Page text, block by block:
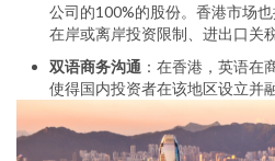
公司的100%的股份。香港市场
在岸或离岸投资限制、进出口关
双语商务沟通 ：在香港，英语在
使得国内投资者在该地区设立并